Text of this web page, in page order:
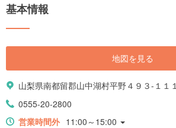
基本情報
地図を見る
山梨県南都留郡山中湖村平野４９３-１１１
0555-20-2800
営業時間外 11:00～15:00